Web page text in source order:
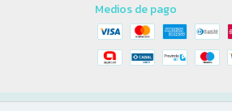
Medios de pago